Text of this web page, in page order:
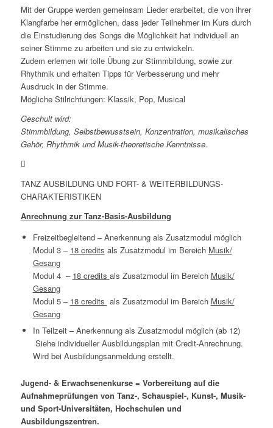
Mit der Gruppe werden gemeinsam Lieder erarbeitet, die von ihrer
Klangfarbe her ermöglichen, dass jeder Teilnehmer im Kurs durch
die Einstudierung des Songs die Möglichkeit hat individuell an
seiner Stimme zu arbeiten und sie zu entwickeln.
Zudem erlernen wir tolle Übung zur Stimmbildung, sowie zur
Rhythmik und erhalten Tipps für Verbesserung und mehr
Ausdruck in der Stimme.
Mögliche Stilrichtungen: Klassik, Pop, Musical
Geschult wird:
Stimmbildung, Selbstbewusstsein, Konzentration, musikalisches
Gehör, Rhythmik und Musik-theoretische Kenntnisse.
TANZ AUSBILDUNG UND FORT- & WEITERBILDUNGS-
CHARAKTERISTIKEN
Anrechnung zur Tanz-Basis-Ausbildung
Freizeitbegleitend – Anerkennung als Zusatzmodul möglich
Modul 3 – 18 credits als Zusatzmodul im Bereich Musik/
Gesang
Modul 4 – 18 credits als Zusatzmodul im Bereich Musik/
Gesang
Modul 5 – 18 credits als Zusatzmodul im Bereich Musik/
Gesang
In Teilzeit – Anerkennung als Zusatzmodul möglich (ab 12)
Siehe individueller Ausbildungsplan mit Credit-Anrechnung.
Wird bei Ausbildungsanmeldung erstellt.
Jugend- & Erwachsenenkurse = Vorbereitung auf die
Aufnahmeprüfungen von Tanz-, Schauspiel-, Kunst-, Musik-
und Sport-Universitäten, Hochschulen und
Ausbildungszentren.